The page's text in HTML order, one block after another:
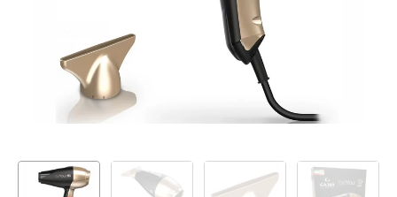
Telefoni, planšetdatori
Viedierīces
Sadzīves tehnika
Matu kopšana